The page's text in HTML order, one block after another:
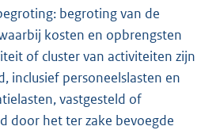
begroting van de
kosten en opbrengsten
of cluster van activiteiten zijn
inclusief personeelslasten en
vastgesteld of
door het ter zake bevoegde